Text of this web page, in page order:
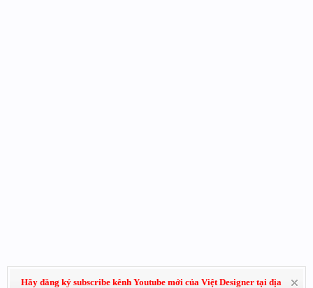
Hãy đăng ký subscribe kênh Youtube mới của Việt Designer tại địa